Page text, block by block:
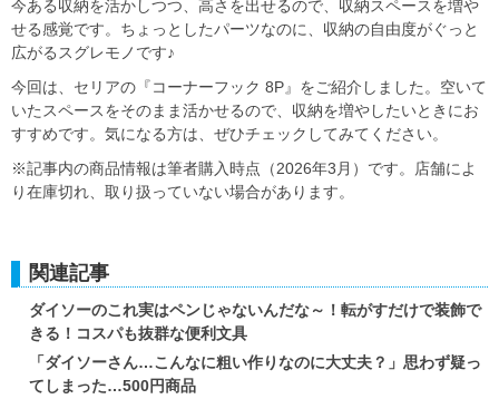
今ある収納を活かしつつ、高さを出せるので、収納スペースを増や
せる感覚です。ちょっとしたパーツなのに、収納の自由度がぐっと
広がるスグレモノです♪
今回は、セリアの『コーナーフック 8P』をご紹介しました。空いて
いたスペースをそのまま活かせるので、収納を増やしたいときにお
すすめです。気になる方は、ぜひチェックしてみてください。
※記事内の商品情報は筆者購入時点（2026年3月）です。店舗によ
り在庫切れ、取り扱っていない場合があります。
関連記事
ダイソーのこれ実はペンじゃないんだな～！転がすだけで装飾で
きる！コスパも抜群な便利文具
「ダイソーさん…こんなに粗い作りなのに大丈夫？」思わず疑っ
てしまった…500円商品